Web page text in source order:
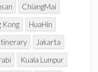
ChiangMai
Kong
HuaHin
Jakarta
Kuala Lumpur